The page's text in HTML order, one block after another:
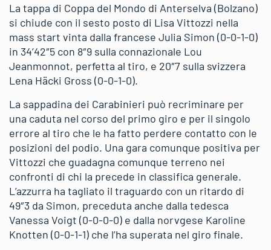
La tappa di Coppa del Mondo di Anterselva (Bolzano)
si chiude con il sesto posto di Lisa Vittozzi nella
mass start vinta dalla francese Julia Simon (0-0-1-0)
in 34’42″5 con 8″9 sulla connazionale Lou
Jeanmonnot, perfetta al tiro, e 20″7 sulla svizzera
Lena Häcki Gross (0-0-1-0).
La sappadina dei Carabinieri può recriminare per
una caduta nel corso del primo giro e per il singolo
errore al tiro che le ha fatto perdere contatto con le
posizioni del podio. Una gara comunque positiva per
Vittozzi che guadagna comunque terreno nei
confronti di chi la precede in classifica generale.
L’azzurra ha tagliato il traguardo con un ritardo di
49″3 da Simon, preceduta anche dalla tedesca
Vanessa Voigt (0-0-0-0) e dalla norvgese Karoline
Knotten (0-0-1-1) che l’ha superata nel giro finale.